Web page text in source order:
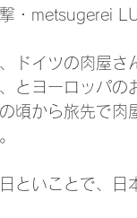
・metsugerei
ドイツの肉屋さ
とヨーロッパの
頃から旅先で肉
といことで、日